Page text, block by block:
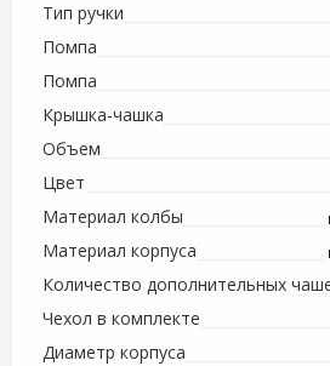
Тип ручки
Помпа
Помпа
Крышка-чашка
Объем
Цвет
Материал колбы
Материал корпуса
Количество дополнительных
Чехол в комплекте
Диаметр корпуса